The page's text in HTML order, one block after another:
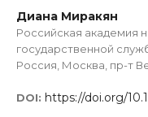
Диана Миракян
Российская академия
государственной
Россия, Москва, пр-т
DOI: https://doi.org/